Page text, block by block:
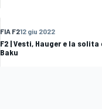
FIA F212 giu 2022
F2 | Vesti, Hauger e la
Baku